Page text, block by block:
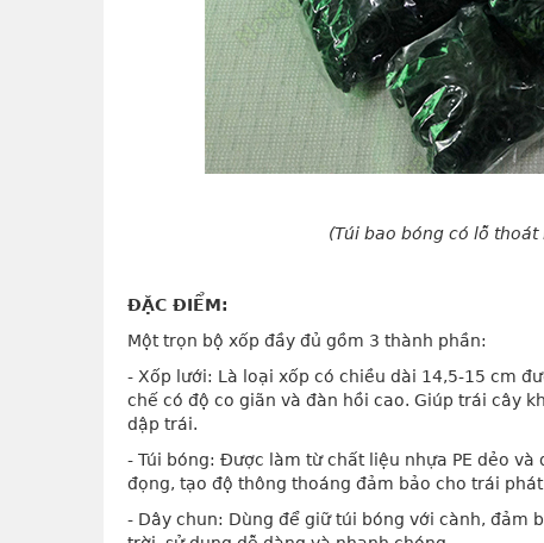
(Túi bao bóng có lỗ
ĐẶC ĐIỂM:
Một trọn bộ xốp đầy đủ gồm 3 thành phần:
- Xốp lưới: Là loại xốp có chiều dài 14,5-15 cm
chế có độ co giãn và đàn hồi cao. Giúp trái cây
dập trái.
- Túi bóng: Được làm từ chất liệu nhựa PE dẻo
đọng, tạo độ thông thoáng đảm bảo cho trái
- Dây chun: Dùng để giữ túi bóng với cành, đảm